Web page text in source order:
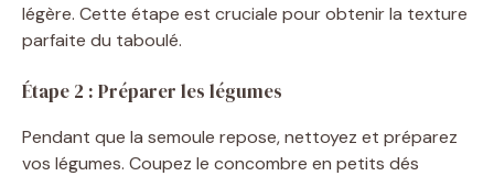
légère. Cette étape est cruciale pour obtenir la texture
parfaite du taboulé.
Étape 2 : Préparer les légumes
Pendant que la semoule repose, nettoyez et préparez
vos légumes. Coupez le concombre en petits dés